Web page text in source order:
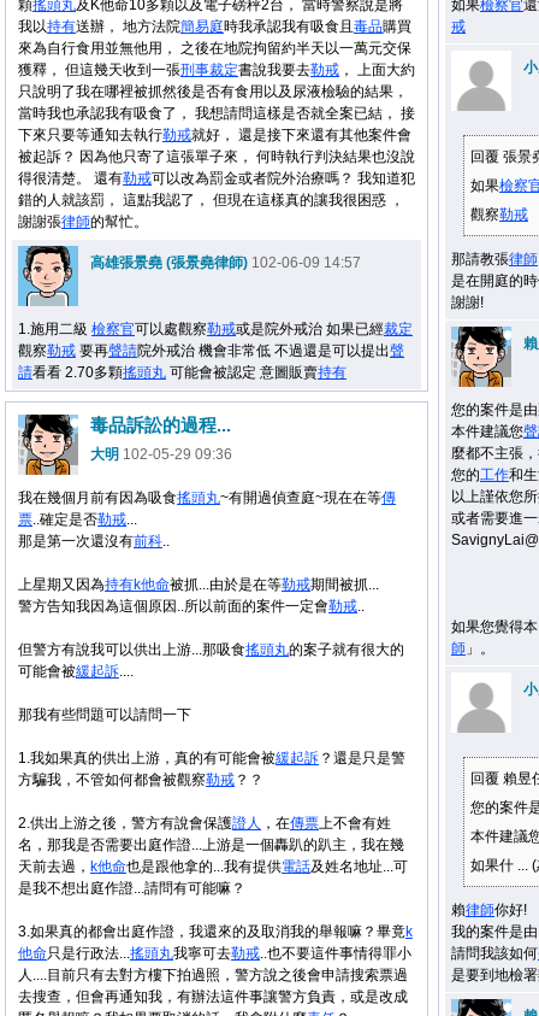
如果檢察官
戒
回覆 張景
如果檢察
觀察勒戒
那請教張律師
是在開庭的
謝謝!
您的案件是
本件建議您
麼都不主張
您的工作和
以上謹依您
或者需要進
如果您覺得
師 」。
回覆 賴昱
您的案件
本件建議
如果什 ...
賴律師你好!
我的案件是
請問我該如何
是要到地檢
顆搖頭丸及K他命10多顆以及電子磅秤2台， 當時警察說是將
我以持有送辦， 地方法院簡易庭時我承認我有吸食且 毒品購買
來為自行食用並無他用， 之後在地院拘留約半天以一萬元交保
獲釋， 但這幾天收到一張刑事裁定書說我要去勒戒 ， 上面大約
只說明了我在哪裡被抓然後是否有食用以及尿液檢驗的結果，
當時我也承認我有吸食了， 我想請問這樣是否就全案已結， 接
下來只要等通知去執行勒戒就好， 還是接下來還有其他案件會
被起訴？ 因為他只寄了這張單子來， 何時執行判決結果也沒說
得很清楚。 還有勒戒可以改為罰金或者院外治療嗎？ 我知道犯
錯的人就該罰， 這點我認了， 但現在這樣真的讓我很困惑 ，
謝謝張律師的幫忙。
高雄張景堯 (張景堯律師) 102-06-09 14:57
1.施用二級 檢察官可以處觀察勒戒或是院外戒治 如果已經裁定
觀察勒戒 要再聲請院外戒治 機會非常低 不過還是可以提出聲
請看看 2.70多顆搖頭丸 可能會被認定 意圖販賣持有
毒品訴訟的過程...
大明 102-05-29 09:36
我在幾個月前有因為吸食搖頭丸~有開過偵查庭~現在在等傳
票..確定是否勒戒...
那是第一次還沒有前科..
上星期又因為持有k他命被抓...由於是在等勒戒期間被抓...
警方告知我因為這個原因..所以前面的案件一定會勒戒..
但警方有說我可以供出上游...那吸食搖頭丸的案子就有很大的
可能會被緩起訴....
那我有些問題可以請問一下
1.我如果真的供出上游，真的有可能會被緩起訴 ？還是只是警
方騙我，不管如何都會被觀察勒戒 ？？
2.供出上游之後，警方有說會保護證人 ，在傳票上不會有姓
名，那我是否需要出庭作證...上游是一個轟趴的趴主，我在幾
天前去過， k他命也是跟他拿的...我有提供電話及姓名地址...可
是我不想出庭作證...請問有可能嘛？
3.如果真的都會出庭作證，我還來的及取消我的舉報嘛？畢竟k
他命只是行政法...搖頭丸我寧可去勒戒..也不要這件事情得罪小
人....目前只有去對方樓下拍過照，警方說之後會申請搜索票過
去搜查，但會再通知我，有辦法這件事讓警方負責，或是改成